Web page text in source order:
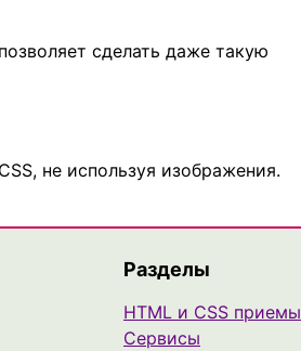
сделать даже такую
не используя изображения.
Разделы
HTML и CSS приемы
Сервисы